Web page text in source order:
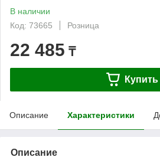
В наличии
Код: 73665
Розница
22 485 ₸
Купить
Описание Характеристики
Описание